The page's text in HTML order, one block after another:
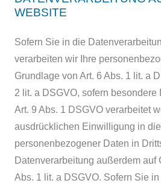
WEBSITE
Sofern Sie in die
verarbeiten wir Ihre
Grundlage von Art. 6 Abs. 1 lit. a
2 lit. a DSGVO, sofern
Art. 9 Abs. 1 DSGVO verarbeitet
ausdrücklichen Einwilligung in
personenbezogener Daten in
Datenverarbeitung außerdem auf
Abs. 1 lit. a DSGVO. Sofern Sie